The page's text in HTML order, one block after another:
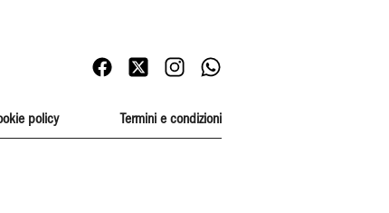
policy Termini e condizioni